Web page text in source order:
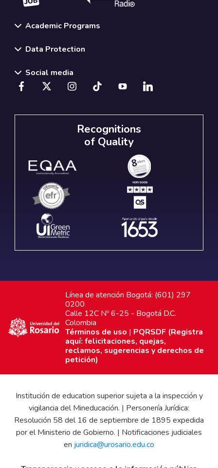
Academic Programs
Data Protection
Social media
Recognitions
of Quality
Línea de atención Bogotá: (601) 297
0200
Calle 12C Nº 6-25 - Bogotá D.C.
Colombia
Términos de uso | PQRSDF (Registra
aquí: felicitaciones, quejas,
reclamos, sugerencias y derechos de
petición)
Institución de education superior sujeta a la inspección y
vigilancia del Mineducación. | Personería Jurídica:
Resolución 58 del 16 de septiembre de 1895 expedida
por el Ministerio de Gobierno. | Notificaciones judiciales
en juridica@urosario.edu.co